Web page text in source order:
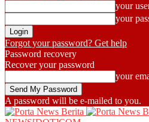
your
your
Forgot your password? Get help
Password recovery
Recover your password
your
A password will be e-mailed to you.